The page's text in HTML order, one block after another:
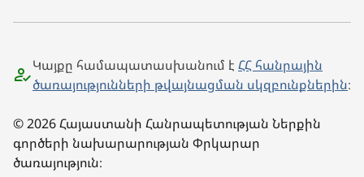
Կայքը համապատասխանում է ՀՀ հանրային
ծառայությունների թվայնացման սկզբունքներին։
© 2026 Հայաստանի Հանրապետության Ներքին
գործերի նախարարության Փրկարար
ծառայություն։